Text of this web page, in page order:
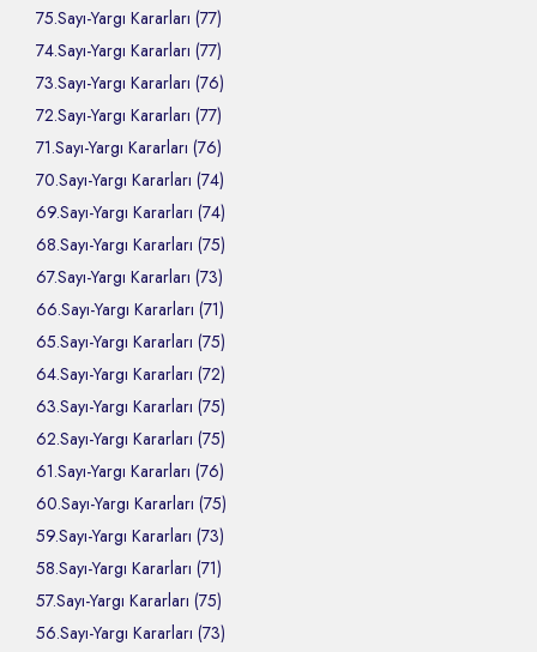
75.Sayı-Yargı Kararları (77)
74.Sayı-Yargı Kararları (77)
73.Sayı-Yargı Kararları (76)
72.Sayı-Yargı Kararları (77)
71.Sayı-Yargı Kararları (76)
70.Sayı-Yargı Kararları (74)
69.Sayı-Yargı Kararları (74)
68.Sayı-Yargı Kararları (75)
67.Sayı-Yargı Kararları (73)
66.Sayı-Yargı Kararları (71)
65.Sayı-Yargı Kararları (75)
64.Sayı-Yargı Kararları (72)
63.Sayı-Yargı Kararları (75)
62.Sayı-Yargı Kararları (75)
61.Sayı-Yargı Kararları (76)
60.Sayı-Yargı Kararları (75)
59.Sayı-Yargı Kararları (73)
58.Sayı-Yargı Kararları (71)
57.Sayı-Yargı Kararları (75)
56.Sayı-Yargı Kararları (73)